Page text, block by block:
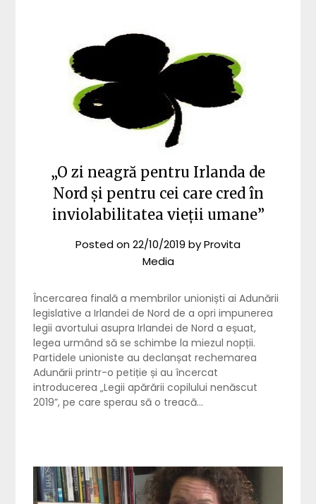
„O zi neagră pentru Irlanda de
Nord și pentru cei care cred în
inviolabilitatea vieții umane”
Posted on22/10/2019 byProvita
Media
Încercarea finală a membrilor unioniști ai Adunării
legislative a Irlandei de Nord de a opri impunerea
legii avortului asupra Irlandei de Nord a eșuat,
legea urmând să se schimbe la miezul nopții.
Partidele unioniste au declanșat rechemarea
Adunării printr-o petiție și au încercat
introducerea „Legii apărării copilului nenăscut
2019”, pe care sperau să o treacă…